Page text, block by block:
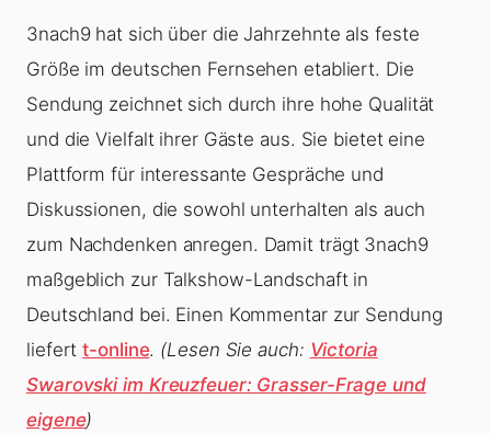
3nach9 hat sich über die Jahrzehnte als feste
Größe im deutschen Fernsehen etabliert. Die
Sendung zeichnet sich durch ihre hohe Qualität
und die Vielfalt ihrer Gäste aus. Sie bietet eine
Plattform für interessante Gespräche und
Diskussionen, die sowohl unterhalten als auch
zum Nachdenken anregen. Damit trägt 3nach9
maßgeblich zur Talkshow-Landschaft in
Deutschland bei. Einen Kommentar zur Sendung
liefertt-online. (Lesen Sie auch: Victoria
Swarovski im Kreuzfeuer: Grasser-Frage und
eigene)